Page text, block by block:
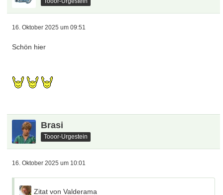
16. Oktober 2025 um 09:51
Schön hier
Brasi
Tooor-Urgestein
16. Oktober 2025 um 10:01
Zitat von Valderama